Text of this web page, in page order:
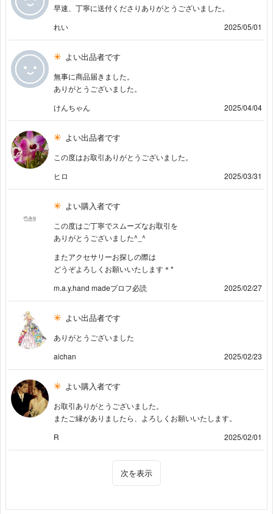
早速、丁寧に送付くださりありがとうございました。
れい
2025/05/01
よい出品者です
無事に商品届きました。
ありがとうございました。
けんちゃん
2025/04/04
よい出品者です
この度はお取引ありがとうございました。
ヒロ
2025/03/31
よい購入者です
この度はご丁寧でスムーズなお取引を
ありがとうございました^_^
またアクセサリーお探しの際は
どうぞよろしくお願いいたします＊*
m.a.y.hand madeプロフ必読
2025/02/27
よい出品者です
ありがとうございました
aichan
2025/02/23
よい購入者です
お取引ありがとうございました。
またご縁がありましたら、よろしくお願いいたします。
R
2025/02/01
次を表示